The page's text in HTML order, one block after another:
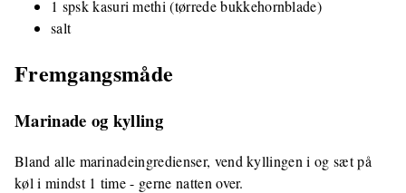
1 spsk kasuri methi (tørrede bukkehornblade)
salt
Fremgangsmåde
Marinade og kylling
Bland alle marinadeingredienser, vend kyllingen i og sæt på
køl i mindst 1 time - gerne natten over.